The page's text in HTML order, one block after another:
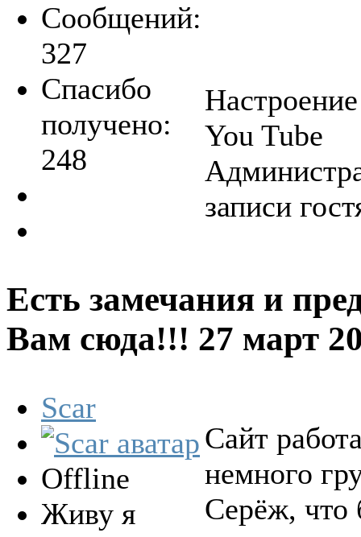
Сообщений:
327
Спасибо
получено:
248
You Tube
записи
Есть замечания и
Вам сюда!!! 27 март
Scar
Offline
Живу я
Сайт
немного
Серёж, что